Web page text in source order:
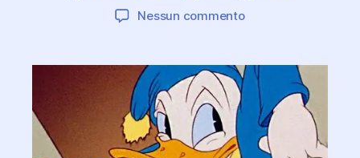
dell'articolo
Nessun commentosu
dei
cartoni
animati